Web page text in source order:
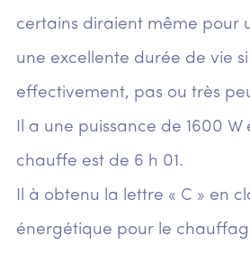
certains diraient même pour
une excellente durée de vie si
effectivement, pas ou très
Il a une puissance de 1600 W
chauffe est de 6 h 01.
Il à obtenu la lettre « C » en
énergétique pour le